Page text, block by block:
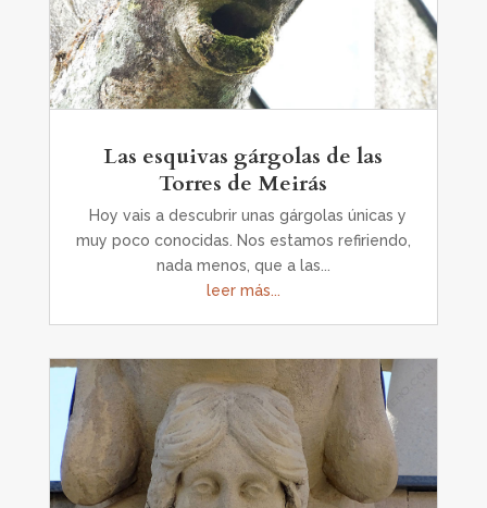
Las esquivas gárgolas de las
Torres de Meirás
Hoy vais a descubrir unas gárgolas únicas y
muy poco conocidas. Nos estamos refiriendo,
nada menos, que a las...
leer más...